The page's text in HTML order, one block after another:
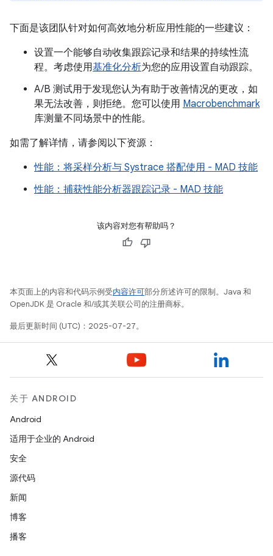
下面是该团队针对如何高效地分析应用性能的一些建议：
设置一个能够自动收集跟踪记录和结果的持续性流
程。考虑使用基准化分析为您的应用设置自动跟踪。
A/B 测试用于发现您认为有助于改善情况的更改，如
果无法改善，则拒绝。您可以使用 Macrobenchmark
库测量不同场景中的性能。
如需了解详情，请参阅以下资源：
性能：将采样分析与 Systrace 搭配使用 - MAD 技能
性能：捕获性能分析器跟踪记录 - MAD 技能
该内容对您有帮助吗？
本页面上的内容和代码示例受内容许可部分所述许可的限制。Java 和
OpenJDK 是 Oracle 和/或其关联公司的注册商标。
最后更新时间 (UTC)：2025-07-27。
关于 ANDROID
Android
适用于企业的 Android
安全
源代码
新闻
博客
播客